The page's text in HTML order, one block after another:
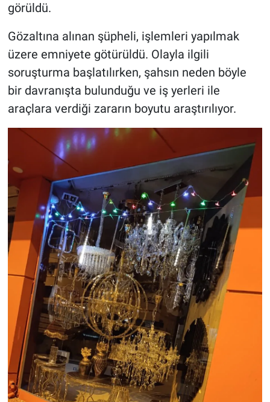
görüldü.
Gözaltına alınan şüpheli, işlemleri yapılmak
üzere emniyete götürüldü. Olayla ilgili
soruşturma başlatılırken, şahsın neden böyle
bir davranışta bulunduğu ve iş yerleri ile
araçlara verdiği zararın boyutu araştırılıyor.